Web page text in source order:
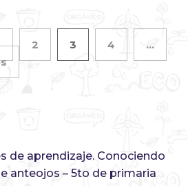
2 3 4
…
de aprendizaje. Conociendo
anteojos – 5to de primaria